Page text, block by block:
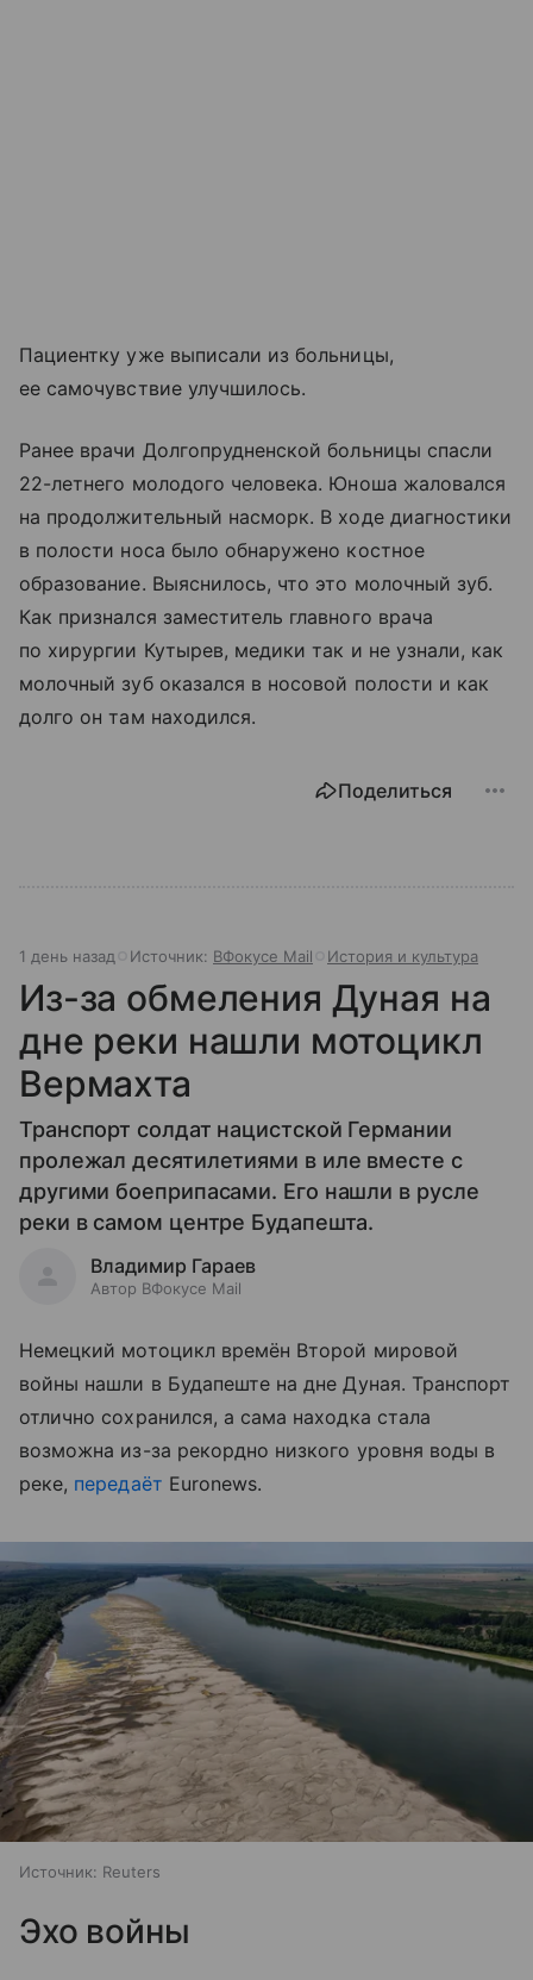
Пациентку уже выписали из больницы,
ее самочувствие улучшилось.
Ранее врачи Долгопрудненской больницы спасли
22-летнего молодого человека. Юноша жаловался
на продолжительный насморк. В ходе диагностики
в полости носа было обнаружено костное
образование. Выяснилось, что это молочный зуб.
Как признался заместитель главного врача
по хирургии Кутырев, медики так и не узнали, как
молочный зуб оказался в носовой полости и как
долго он там находился.
Поделиться
1 день назад Источник: ВФокусе Mail История и культура
Из-за обмеления Дуная на
дне реки нашли мотоцикл
Вермахта
Транспорт солдат нацистской Германии
пролежал десятилетиями в иле вместе с
другими боеприпасами. Его нашли в русле
реки в самом центре Будапешта.
Владимир Гараев
Автор ВФокусе Mail
Немецкий мотоцикл времён Второй мировой
войны нашли в Будапеште на дне Дуная. Транспорт
отлично сохранился, а сама находка стала
возможна из-за рекордно низкого уровня воды в
реке, передаёт Euronews.
Источник: Reuters
Эхо войны